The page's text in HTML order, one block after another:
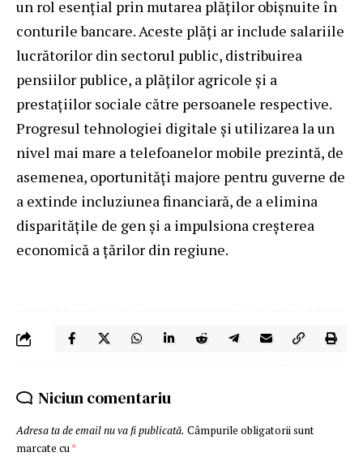
un rol esențial prin mutarea plăților obișnuite în
conturile bancare. Aceste plăți ar include salariile
lucrătorilor din sectorul public, distribuirea
pensiilor publice, a plăților agricole și a
prestațiilor sociale către persoanele respective.
Progresul tehnologiei digitale și utilizarea la un
nivel mai mare a telefoanelor mobile prezintă, de
asemenea, oportunități majore pentru guverne de
a extinde incluziunea financiară, de a elimina
disparitățile de gen și a impulsiona creșterea
economică a țărilor din regiune.
Niciun comentariu
Adresa ta de email nu va fi publicată. Câmpurile obligatorii sunt
marcate cu*